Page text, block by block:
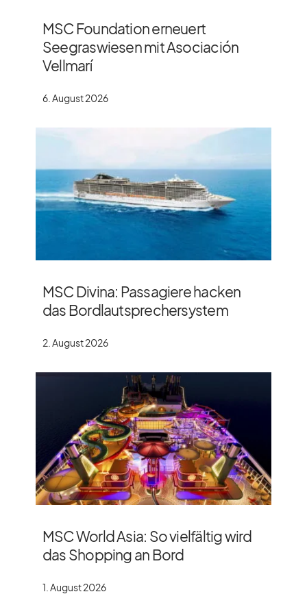
MSC Foundation erneuert
Seegraswiesen mit Asociación
Vellmarí
6. August 2026
MSC Divina: Passagiere hacken
das Bordlautsprechersystem
2. August 2026
MSC World Asia: So vielfältig wird
das Shopping an Bord
1. August 2026